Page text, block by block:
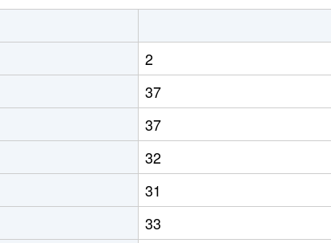
2
37
37
32
31
33